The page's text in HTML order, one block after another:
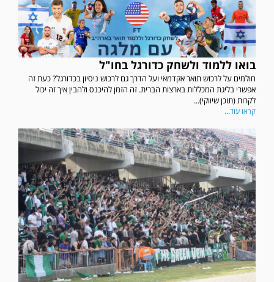
בואו ללמוד ולשחק כדורגל בחו"ל
חולמים על לרכוש תואר אקדמאי ועל הדרך גם לרכוש ניסיון בכדורגל? כעת זה
אפשרי בליגת המכללות בארצות הברית. זה הזמן להיכנס ולהבין איך זה יכול
לקרות (תוכן שיווקי)...
קראו עוד...